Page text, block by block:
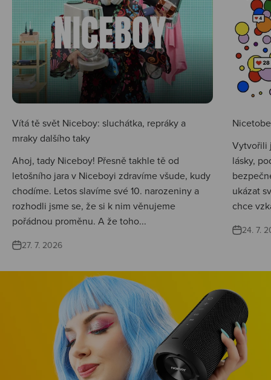
Vítá tě svět Niceboy: sluchátka, repráky a
mraky dalšího taky
Ahoj, tady Niceboy! Přesně takhle tě od
letošního jara v Niceboyi zdravíme všude, kudy
chodíme. Letos slavíme své 10. narozeniny a
rozhodli jsme se, že si k nim věnujeme
pořádnou proměnu. A že toho...
27. 7. 2026
Vytvořili
lásky,
ukázat
chce
24. 7.